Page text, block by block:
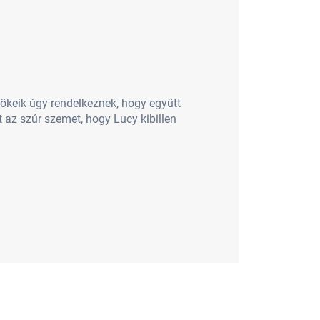
úgy rendelkeznek, hogy együtt
szúr szemet, hogy Lucy kibillen